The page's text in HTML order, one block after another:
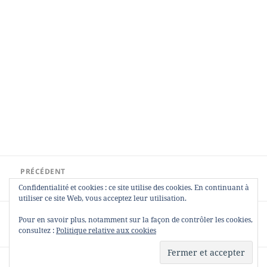
de
l’article
PRÉCÉDENT
Article
précédent :
Un sandre mais pas plus
SUIVANT
Article
Du vent et 1 fish
Confidentialité et cookies : ce site utilise des cookies. En continuant à
utiliser ce site Web, vous acceptez leur utilisation.
Pour en savoir plus, notamment sur la façon de contrôler les cookies,
consultez :Politique relative aux cookies